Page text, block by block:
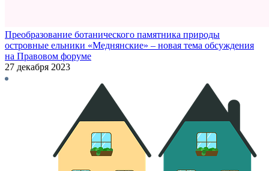
Преобразование ботанического памятника природы
островные ельники «Меднянские» – новая тема обсуждения
на Правовом форуме
27 декабря 2023